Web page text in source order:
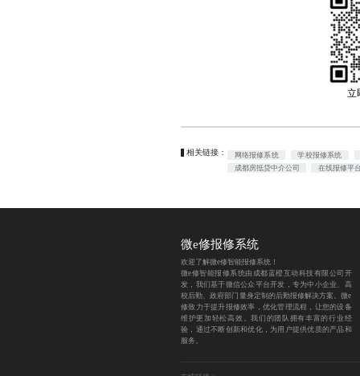
立
相关链接： 网络报修系统
学校报修系统
成都房抵贷中介公司
在线报修平
微e修报修系统
欢迎了解微e修智能报修系统！
微e修智能报修系统由成都蓝橙互动科技有限公司开
发，我们基于微信公众平台开发，专为中小企业、高
校后勤、政府部门量身定制的后勤报修解决方案。微e
修致力于提升报修效率，优化管理流程，让您的设备
维护更加轻松高效。我们的团队拥有丰富的行业经
验，通过不断创新和优化，为用户提供优质的产品和
服务。